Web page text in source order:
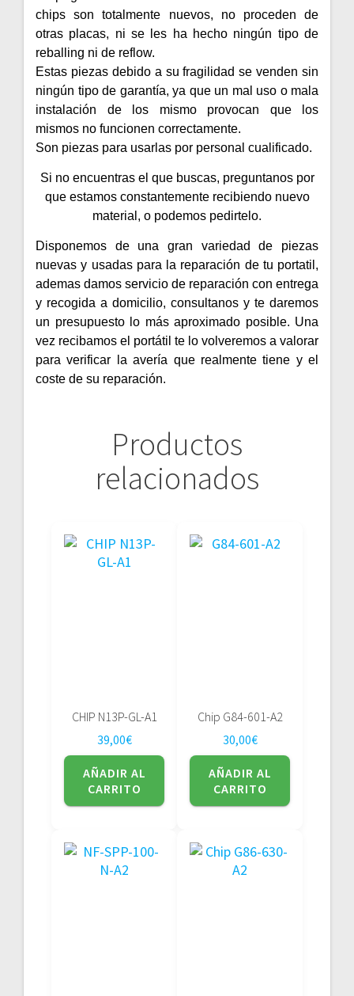
chips son totalmente nuevos, no proceden de
otras placas, ni se les ha hecho ningún tipo de
reballing ni de reflow.
Estas piezas debido a su fragilidad se venden sin
ningún tipo de garantía, ya que un mal uso o mala
instalación de los mismo provocan que los
mismos no funcionen correctamente.
Son piezas para usarlas por personal cualificado.
Si no encuentras el que buscas, preguntanos por
que estamos constantemente recibiendo nuevo
material, o podemos pedirtelo.
Disponemos de una gran variedad de piezas
nuevas y usadas para la reparación de tu portatil,
ademas damos servicio de reparación con entrega
y recogida a domicilio, consultanos y te daremos
un presupuesto lo más aproximado posible. Una
vez recibamos el portátil te lo volveremos a valorar
para verificar la avería que realmente tiene y el
coste de su reparación.
Productos
relacionados
CHIP N13P-GL-A1
39,00€
AÑADIR AL
CARRITO
Chip G84-601-A2
30,00€
AÑADIR AL
CARRITO